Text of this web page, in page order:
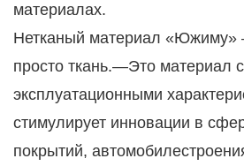
материалах.
Нетканый материал
просто ткань.—Это материал
эксплуатационными
стимулирует инновации в
покрытий,